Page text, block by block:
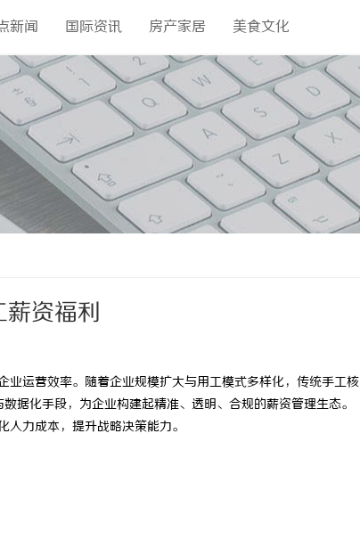
新闻 国际资讯 房产家居 美食文化
资福利
运营效率。随着企业规模扩大与用工模式多样化，传统手工核
据化手段，为企业构建起精准、透明、合规的薪资管理生态。
力成本，提升战略决策能力。